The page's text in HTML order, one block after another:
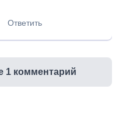
Ответить
1 комментарий